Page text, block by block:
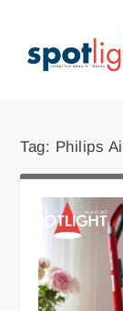
Tag: Philips